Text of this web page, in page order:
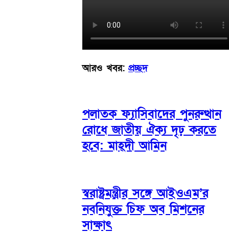
আরও খবর: প্রচ্ছদ
পলাতক ফ্যাসিবাদের পুনরুত্থান
রোধে জাতীয় ঐক্য দৃঢ় করতে
হবে: মাহ্দী আমিন
স্বরাষ্ট্রমন্ত্রীর সঙ্গে আইওএম’র
নবনিযুক্ত চিফ অব মিশনের
সাক্ষাৎ